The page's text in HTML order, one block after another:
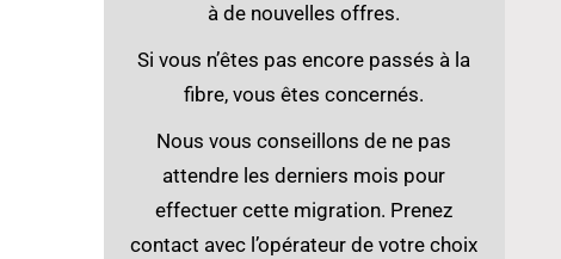
à de nouvelles offres.
Si vous n’êtes pas encore passés à la
fibre, vous êtes concernés.
Nous vous conseillons de ne pas
attendre les derniers mois pour
effectuer cette migration. Prenez
contact avec l’opérateur de votre choix